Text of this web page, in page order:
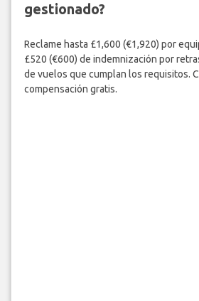
gestionado?
Reclame hasta £1,600 (€1,920) por
£520 (€600) de indemnización por
de vuelos que cumplan los requisitos.
compensación gratis.